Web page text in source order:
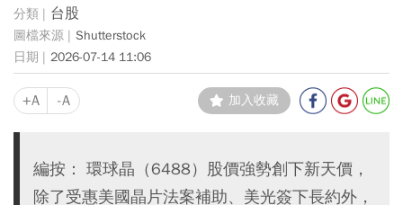
台股
Shutterstock
2026-07-14 11:06
+A -A 加入收藏
編按： 環球晶（6488）股價強勢創下新天價，
除了受惠美國晶片法案補助、美光簽下長約外，